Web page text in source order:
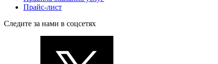
Прайс-лист
Следите за нами в соцсетях